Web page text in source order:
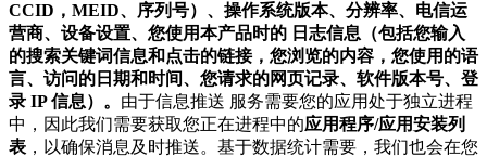
CCID，MEID、序列号）、操作系统版本、分辨率、电信运
营商、设备设置、您使用本产品时的 日志信息（包括您输入
的搜索关键词信息和点击的链接，您浏览的内容，您使用的语
言、访问的日期和时间、您请求的网页记录、软件版本号、登
录 IP 信息）。 由于信息推送 服务需要您的应用处于独立进程
中，因此我们需要获取您正在进程中的应用程序/应用安装列
表 ，以确保消息及时推送。基于数据统计需要，我们也会在您